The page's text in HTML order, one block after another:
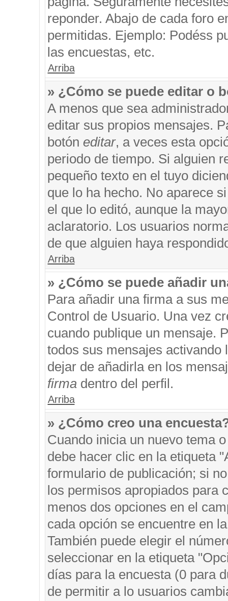
reponder. Abajo de cada foro
permitidas. Ejemplo: Podéss
las encuestas, etc.
Arriba
» ¿Cómo se puede editar o
A menos que sea
editar sus propios mensajes.
botón editar, a veces esta
periodo de tiempo. Si alguien
pequeño texto en el tuyo
que lo ha hecho. No aparece
el que lo editó, aunque la
aclaratorio. Los usuarios
de que alguien haya
Arriba
» ¿Cómo se puede añadir
Para añadir una firma a sus
Control de Usuario. Una vez
cuando publique un mensaje.
todos sus mensajes
dejar de añadirla en los
firmadentro del perfil.
Arriba
» ¿Cómo creo una
Cuando inicia un nuevo tema
debe hacer clic en la etiqueta
formulario de publicación; si
los permisos apropiados para
menos dos opciones en el
cada opción se encuentre en
También puede elegir el
seleccionar en la etiqueta
días para la encuesta (0 para
de permitir a lo usuarios